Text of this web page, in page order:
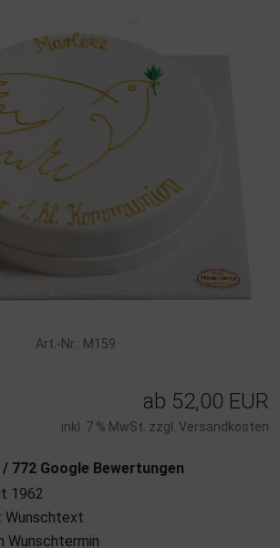
Art.-Nr.: M159
ab 52,00 EUR
inkl. 7 % MwSt. zzgl. Versandkosten
/ 772 Google Bewertungen
1962
Wunschtext
Wunschtermin